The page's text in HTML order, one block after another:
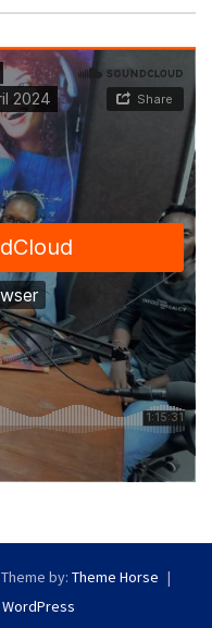
Theme by: Theme Horse
WordPress